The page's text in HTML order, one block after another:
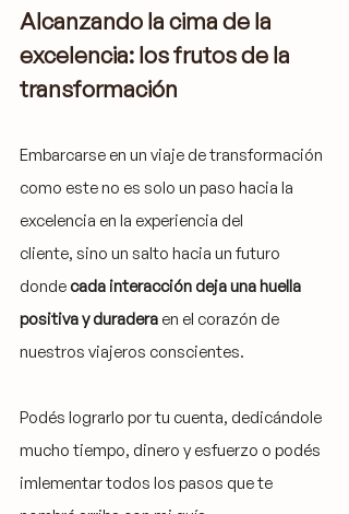
Alcanzando la cima de la
excelencia: los frutos de la
transformación
Embarcarse en un viaje de transformación
como este no es solo un paso hacia la
excelencia en la experiencia del
cliente, sino un salto hacia un futuro
donde cada interacción deja una huella
positiva y duradera en el corazón de
nuestros viajeros conscientes.
Podés lograrlo por tu cuenta, dedicándole
mucho tiempo, dinero y esfuerzo o podés
imlementar todos los pasos que te